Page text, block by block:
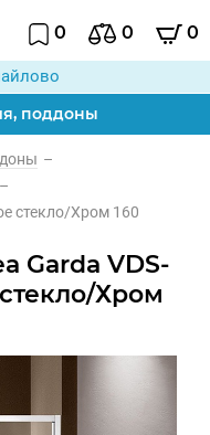
0 0 0
поддоны
–
–
стекло/Хром 160
Garda VDS-
Хром